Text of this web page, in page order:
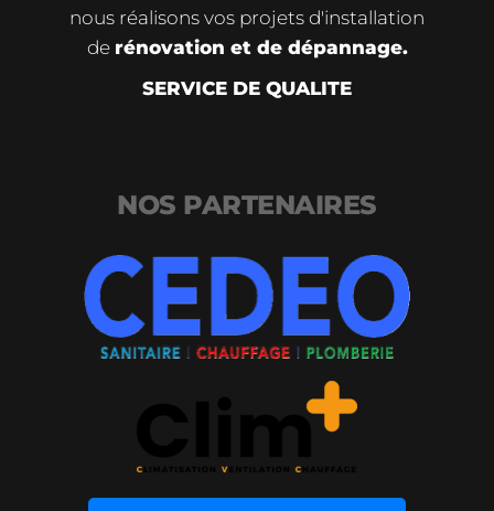
nous réalisons vos projets d'installation
de rénovation et de dépannage.
SERVICE DE QUALITE
NOS PARTENAIRES